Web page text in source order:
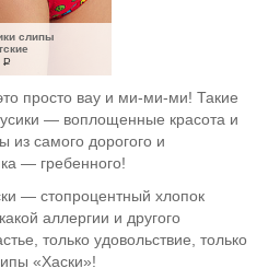
слипы
Р
просто вау и ми-ми-ми! Такие
— воплощенные красота и
самого дорогого и
— гребенного!
— стопроцентный хлопок
аллергии и другого
только удовольствие, только
«Хаски»!